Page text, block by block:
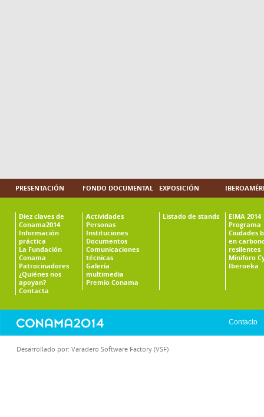
PRESENTACIÓN
Diez claves de
Conama2014
Información
práctica
La Fundación
Conama
Patrocinadores
¿Quiénes nos
apoyan?
Contacta
FONDO DOCUMENTAL
Actividades
Personas
Instituciones
Documentos
Comunicaciones
técnicas
Galería
multimedia
Premio Conama
EXPOSICIÓN
Listado de stands
EIMA 2014
Programa
Ciudades
en
resilentes
Miniforo
Iberoeka
Contacto
Desarrollado por: Varadero Software Factory (VSF)